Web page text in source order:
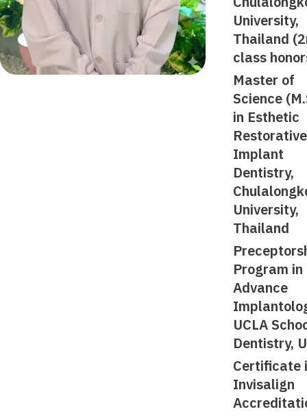
University,
Thailand
class
Master of
Science
in Esthetic
Implant
Dentistry,
University,
Thailand
Program in
Advance
UCLA
Dentistry,
Certificate
Invisalign